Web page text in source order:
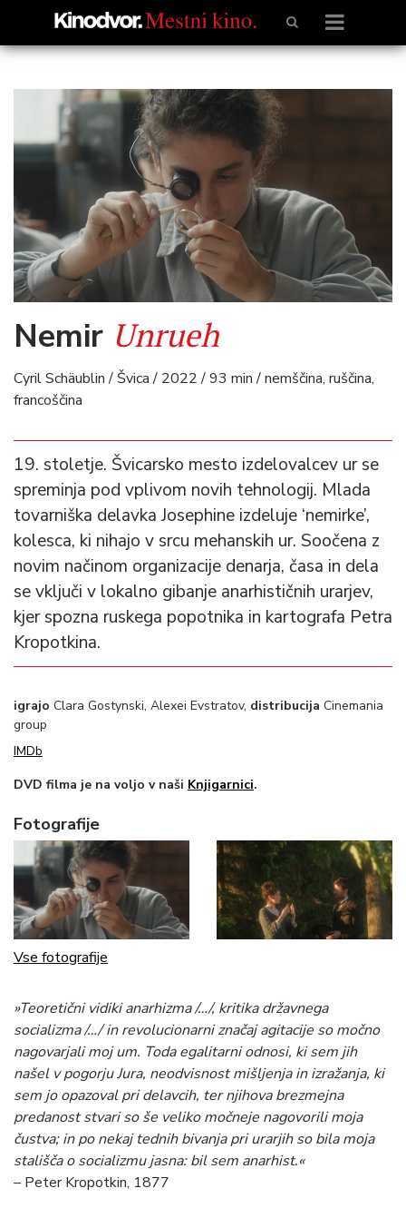
Nemir Unrueh
Cyril Schäublin / Švica / 2022 / 93 min / nemščina, ruščina,
francoščina
19. stoletje. Švicarsko mesto izdelovalcev ur se
spreminja pod vplivom novih tehnologij. Mlada
tovarniška delavka Josephine izdeluje ‘nemirke’,
kolesca, ki nihajo v srcu mehanskih ur. Soočena z
novim načinom organizacije denarja, časa in dela
se vključi v lokalno gibanje anarhističnih urarjev,
kjer spozna ruskega popotnika in kartografa Petra
Kropotkina.
igrajo Clara Gostynski, Alexei Evstratov, distribucija Cinemania
group
IMDb
DVD filma je na voljo v naši Knjigarnici.
Fotografije
Vse fotografije
»Teoretični vidiki anarhizma /…/, kritika državnega
socializma /…/ in revolucionarni značaj agitacije so močno
nagovarjali moj um. Toda egalitarni odnosi, ki sem jih
našel v pogorju Jura, neodvisnost mišljenja in izražanja, ki
sem jo opazoval pri delavcih, ter njihova brezmejna
predanost stvari so še veliko močneje nagovorili moja
čustva; in po nekaj tednih bivanja pri urarjih so bila moja
stališča o socializmu jasna: bil sem anarhist.«
– Peter Kropotkin, 1877